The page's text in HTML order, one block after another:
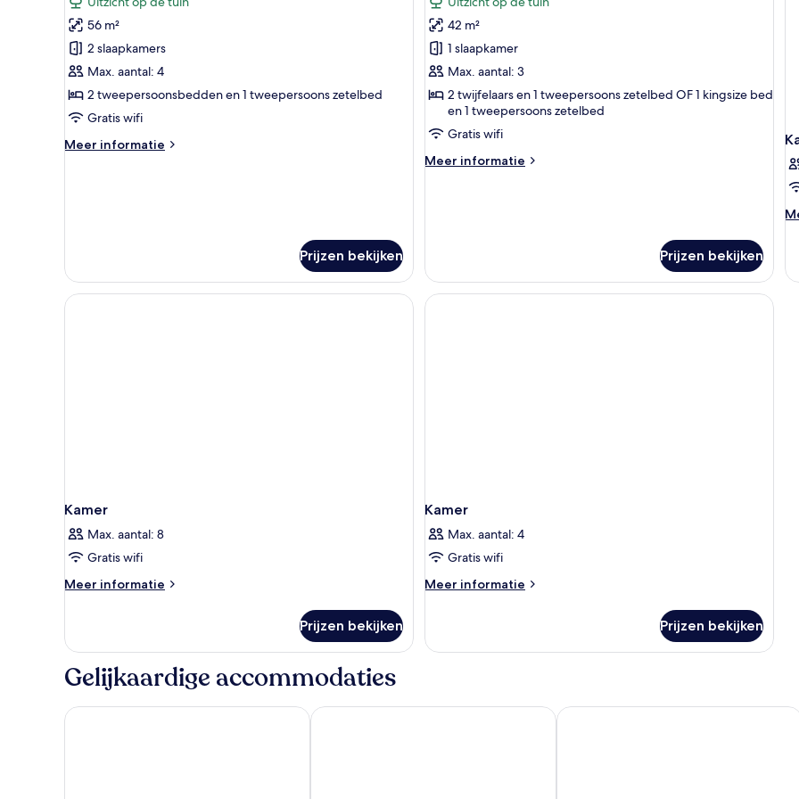
2
slaapkamers,
balkon
laden
56 m²
2 slaapkamers
Max. aantal: 4
2 tweepersoonsbedden en 1 tweepersoons zetelbed
Gratis wifi
Meer informatie
Meer
Prijzen bekijken
balkon,
uitzicht
op
tuin
laden
42 m²
1 slaapkamer
Max. aantal: 3
2 twijfelaars en 1 tweepersoons zetelbed OF 1 kingsize bed
en 1 tweepersoons zetelbed
Gratis wifi
Meer informatie
Meer
tuin
Prijzen bekijken
Kamer
Max. aantal: 8
Gratis wifi
Meer informatie
Meer
Prijzen bekijken
Kamer
Max. aantal: 4
Gratis wifi
Meer informatie
Meer
Prijzen bekijken
Gelijkaardige accommodaties
Plus Fariones Suite Hotel Hotel Lanzarote Village Aqua Suites